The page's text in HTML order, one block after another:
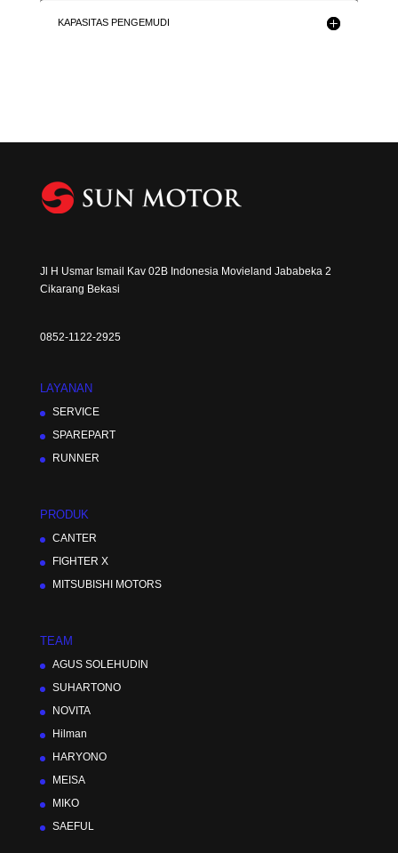
KAPASITAS PENGEMUDI
Jl H Usmar Ismail Kav 02B Indonesia Movieland Jababeka 2
Cikarang Bekasi
0852-1122-2925
LAYANAN
SERVICE
SPAREPART
RUNNER
PRODUK
CANTER
FIGHTER X
MITSUBISHI MOTORS
TEAM
AGUS SOLEHUDIN
SUHARTONO
NOVITA
Hilman
HARYONO
MEISA
MIKO
SAEFUL